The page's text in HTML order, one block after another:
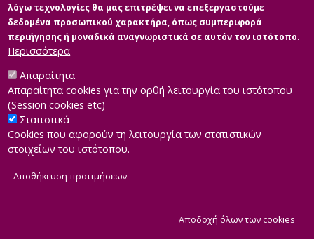
Developed byINTEROPTICS
λόγω τεχνολογίες θα μας επιτρέψει να επεξεργαστούμε
δεδομένα προσωπικού χαρακτήρα, όπως συμπεριφορά
περιήγησης ή μοναδικά αναγνωριστικά σε αυτόν τον ιστότοπο.
Περισσότερα
Απαραίτητα
Απαραίτητα cookies για την ορθή λειτουργία του ιστότοπου
(Session cookies etc)
Στατιστικά
Cookies που αφορούν τη λειτουργία των στατιστικών
στοιχείων του ιστότοπου.
Αποθήκευση προτιμήσεων
Αποδοχή όλων των cookies